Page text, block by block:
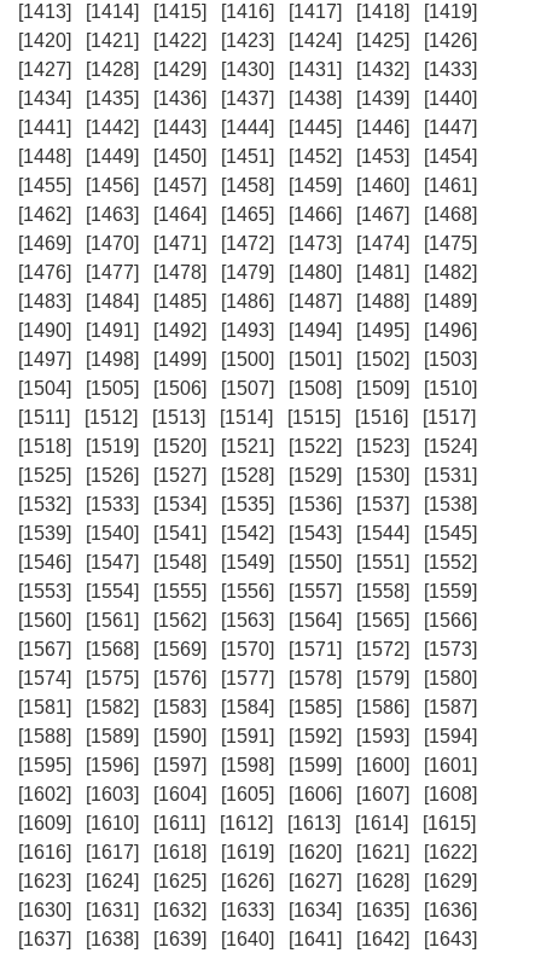
[1413]
[1414] [1415] [1416] [1417] [1418]
[1419]
[1420]
[1421] [1422] [1423] [1424] [1425]
[1426]
[1427]
[1428] [1429] [1430] [1431] [1432]
[1433]
[1434]
[1435] [1436] [1437] [1438] [1439]
[1440]
[1441]
[1442] [1443] [1444] [1445] [1446]
[1447]
[1448]
[1449] [1450] [1451] [1452] [1453]
[1454]
[1455]
[1456] [1457] [1458] [1459] [1460]
[1461]
[1462]
[1463] [1464] [1465] [1466] [1467]
[1468]
[1469]
[1470] [1471] [1472] [1473] [1474]
[1475]
[1476]
[1477] [1478] [1479] [1480] [1481]
[1482]
[1483]
[1484] [1485] [1486] [1487] [1488]
[1489]
[1490]
[1491] [1492] [1493] [1494] [1495]
[1496]
[1497]
[1498] [1499] [1500] [1501] [1502]
[1503]
[1504]
[1505] [1506] [1507] [1508] [1509]
[1510]
[1511]
[1512] [1513] [1514] [1515] [1516]
[1517]
[1518]
[1519] [1520] [1521] [1522] [1523]
[1524]
[1525]
[1526] [1527] [1528] [1529] [1530]
[1531]
[1532]
[1533] [1534] [1535] [1536] [1537]
[1538]
[1539]
[1540] [1541] [1542] [1543] [1544]
[1545]
[1546]
[1547] [1548] [1549] [1550] [1551]
[1552]
[1553]
[1554] [1555] [1556] [1557] [1558]
[1559]
[1560]
[1561] [1562] [1563] [1564] [1565]
[1566]
[1567]
[1568] [1569] [1570] [1571] [1572]
[1573]
[1574]
[1575] [1576] [1577] [1578] [1579]
[1580]
[1581]
[1582] [1583] [1584] [1585] [1586]
[1587]
[1588]
[1589] [1590] [1591] [1592] [1593]
[1594]
[1595]
[1596] [1597] [1598] [1599] [1600]
[1601]
[1602]
[1603] [1604] [1605] [1606] [1607]
[1608]
[1609]
[1610] [1611] [1612] [1613] [1614]
[1615]
[1616]
[1617] [1618] [1619] [1620] [1621]
[1622]
[1623]
[1624] [1625] [1626] [1627] [1628]
[1629]
[1630]
[1631] [1632] [1633] [1634] [1635]
[1636]
[1637]
[1638] [1639] [1640] [1641] [1642]
[1643]